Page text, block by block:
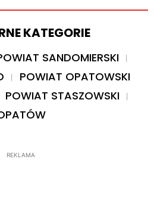
KATEGORIE
SANDOMIERSKI
POWIAT OPATOWSKI
POWIAT STASZOWSKI
REKLAMA